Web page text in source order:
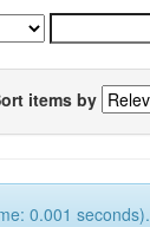
items by
0.001 seconds).